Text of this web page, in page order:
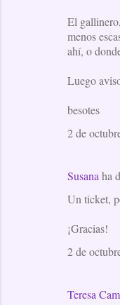
El
menos
ahí, o
Luego
besotes
2 de
Susana ha
Un ticket,
¡Gracias!
2 de
Teresa